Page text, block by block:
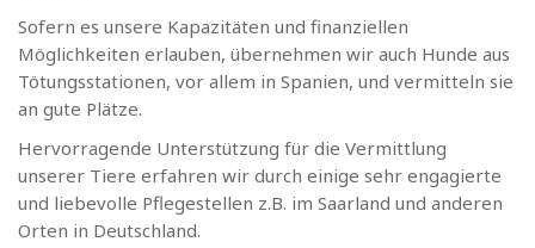
Sofern es unsere Kapazitäten und finanziellen
Möglichkeiten erlauben, übernehmen wir auch Hunde aus
Tötungsstationen, vor allem in Spanien, und vermitteln sie
an gute Plätze.
Hervorragende Unterstützung für die Vermittlung
unserer Tiere erfahren wir durch einige sehr engagierte
und liebevolle Pflegestellen z.B. im Saarland und anderen
Orten in Deutschland.